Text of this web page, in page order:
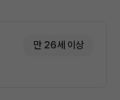
만 26세 이상